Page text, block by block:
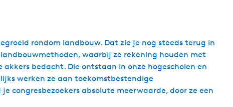
rondom landbouw. Dat zie je nog steeds terug in
waarbij ze rekening houden met
bedacht. Die ontstaan in onze hogescholen en
werken ze aan toekomstbestendige
congresbezoekers absolute meerwaarde, door ze een